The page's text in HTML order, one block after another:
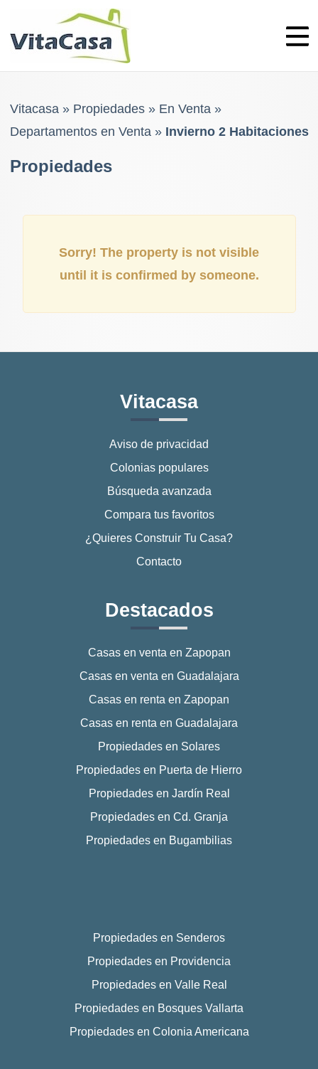
Vitacasa» Propiedades» En Venta»
Departamentos en Venta» Invierno 2 Habitaciones
Propiedades
Sorry! The property is not visible
until it is confirmed by someone.
Vitacasa
Aviso de privacidad
Colonias populares
Búsqueda avanzada
Compara tus favoritos
¿Quieres Construir Tu Casa?
Contacto
Destacados
Casas en venta en Zapopan
Casas en venta en Guadalajara
Casas en renta en Zapopan
Casas en renta en Guadalajara
Propiedades en Solares
Propiedades en Puerta de Hierro
Propiedades en Jardín Real
Propiedades en Cd. Granja
Propiedades en Bugambilias
Propiedades en Senderos
Propiedades en Providencia
Propiedades en Valle Real
Propiedades en Bosques Vallarta
Propiedades en Colonia Americana